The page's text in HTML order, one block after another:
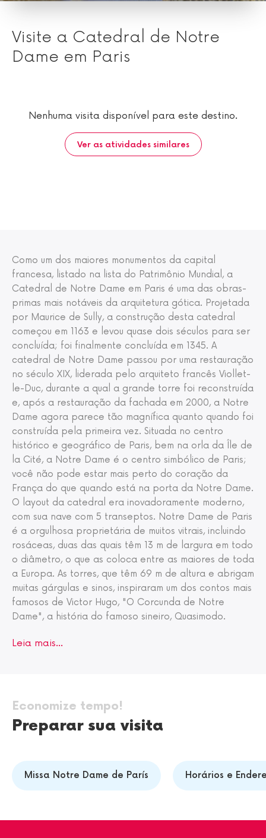
Visite a Catedral de Notre
Dame em Paris
Nenhuma visita disponível para este destino.
Ver as atividades similares
Como um dos maiores monumentos da capital
francesa, listado na lista do Patrimônio Mundial, a
Catedral de Notre Dame em Paris é uma das obras-
primas mais notáveis ​​da arquitetura gótica. Projetada
por Maurice de Sully, a construção desta catedral
começou em 1163 e levou quase dois séculos para ser
concluída; foi finalmente concluída em 1345. A
catedral de Notre Dame passou por uma restauração
no século XIX, liderada pelo arquiteto francês Viollet-
le-Duc, durante a qual a grande torre foi reconstruída
e, após a restauração da fachada em 2000, a Notre
Dame agora parece tão magnífica quanto quando foi
construída pela primeira vez. Situada no centro
histórico e geográfico de Paris, bem na orla da Île de
la Cité, a Notre Dame é o centro simbólico de Paris;
você não pode estar mais perto do coração da
França do que quando está na porta da Notre Dame.
O layout da catedral era inovadoramente moderno,
com sua nave com 5 transeptos. Notre Dame de Paris
é a orgulhosa proprietária de muitos vitrais, incluindo
rosáceas, duas das quais têm 13 m de largura em todo
o diâmetro, o que as coloca entre as maiores de toda
a Europa. As torres, que têm 69 m de altura e abrigam
muitas gárgulas e sinos, inspiraram um dos contos mais
famosos de Victor Hugo, "O Corcunda de Notre
Dame", a história do famoso sineiro, Quasimodo.
Leia mais…
Economize tempo!
Preparar sua visita
Missa Notre Dame de París Horários e